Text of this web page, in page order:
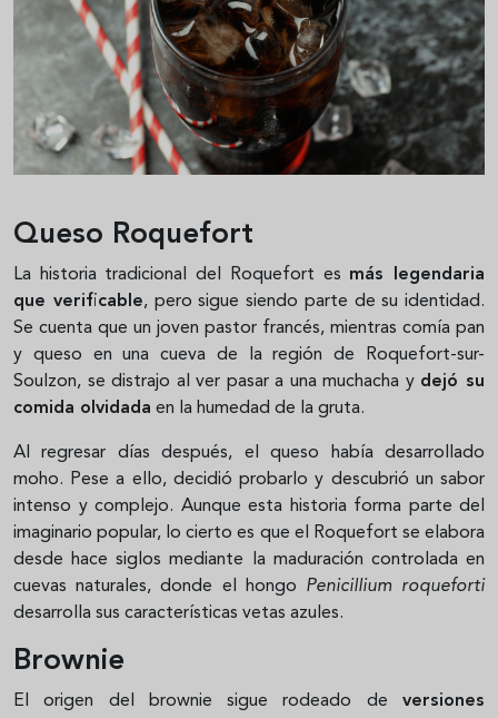
Queso Roquefort
La historia tradicional del Roquefort es más legendaria
que verificable, pero sigue siendo parte de su identidad.
Se cuenta que un joven pastor francés, mientras comía pan
y queso en una cueva de la región de Roquefort-sur-
Soulzon, se distrajo al ver pasar a una muchacha y dejó su
comida olvidada en la humedad de la gruta.
Al regresar días después, el queso había desarrollado
moho. Pese a ello, decidió probarlo y descubrió un sabor
intenso y complejo. Aunque esta historia forma parte del
imaginario popular, lo cierto es que el Roquefort se elabora
desde hace siglos mediante la maduración controlada en
cuevas naturales, donde el hongo Penicillium roqueforti
desarrolla sus características vetas azules.
Brownie
El origen del brownie sigue rodeado de versiones